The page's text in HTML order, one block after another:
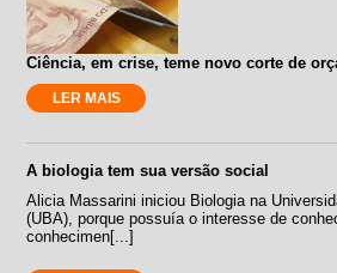
Ciência, em crise, teme novo corte de
LER MAIS
A biologia tem sua versão social
Alicia Massarini iniciou Biologia na
(UBA), porque possuía o interesse de
conhecimen[...]